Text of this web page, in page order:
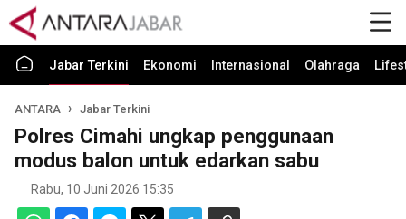
Jabar Terkini Ekonomi Internasional Olahraga
ANTARA Jabar Terkini
Polres Cimahi ungkap penggunaan
modus balon untuk edarkan sabu
Rabu, 10 Juni 2026 15:35